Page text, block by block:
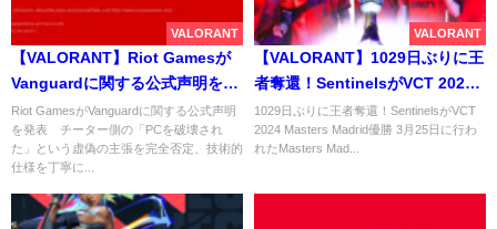
VALORANT
【VALORANT】Riot Gamesが
Vanguardに関する公式声明を発
表 チーター側の「PCを破壊さ
れた」という虚偽の主張を完全
否定、技術的仕様を丁寧に解説
Riot GamesがVanguardに関する公式声明
を発表 チーター側の「PCを破壊され
た」という虚偽の主張を完全否定、技術的
仕様を丁寧に...
VALORANT
【VALORANT】1029日ぶりに王
者奪還！SentinelsがVCT 2024
Masters Madrid優勝
1029日ぶりに王者奪還！SentinelsがVCT
2024 Masters Madrid優勝 3月25日に行わ
れたMasters Mad...